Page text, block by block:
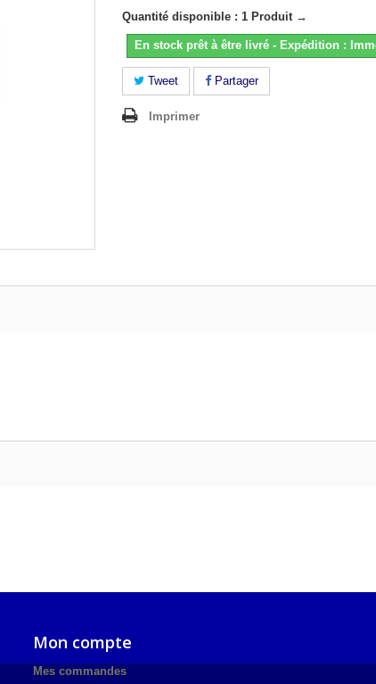
Quantité disponible : 1 Produit →
En stock prêt à être livré - Expédition :
Tweet Partager
Imprimer
Mon compte
Mes commandes